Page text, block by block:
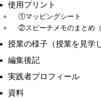
使用プリント
①マッピングシート
②スピーチメモのまとめ（
授業の様子（授業を見学
編集後記
実践者プロフィール
資料